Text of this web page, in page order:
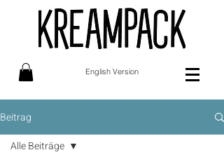
English Version
Beitrag
Alle Beiträge